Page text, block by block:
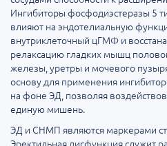
Ингибиторы фосфодиэстеразы 5
влияют на эндотелиальную
внутриклеточный цГМФ и
релаксацию гладких мышц
железы, уретры и мочевого
основу для применения
на фоне ЭД, позволяя
единую мишень.
ЭД и СНМП являются маркерами